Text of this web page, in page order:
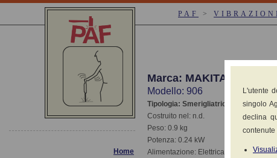
PAF >
Home
Marca: MAKITA
Modello: 906
Tipologia: Smerigliatrici (diritte-
Costruito nel: n.d.
Peso: 0.9 kg
Potenza: 0.24 kW
Alimentazione: Elettrica 220V-380V
L'utente
singolo
declina
contenute